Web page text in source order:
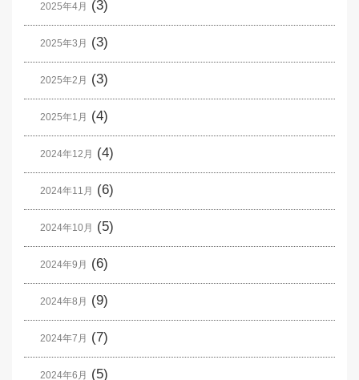
2025年4月 (3)
2025年3月 (3)
2025年2月 (3)
2025年1月 (4)
2024年12月 (4)
2024年11月 (6)
2024年10月 (5)
2024年9月 (6)
2024年8月 (9)
2024年7月 (7)
2024年6月 (5)